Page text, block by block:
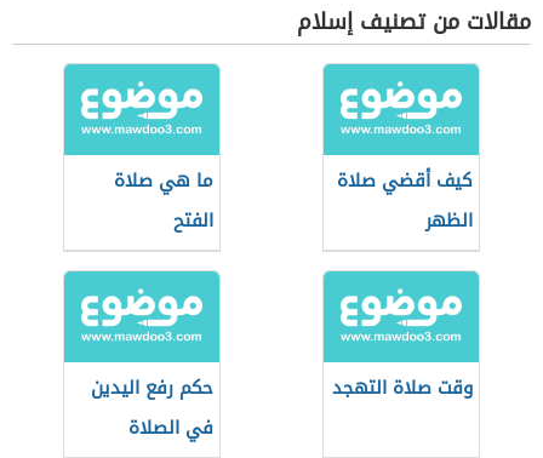
مقالات من تصنيف إسلام
كيف أقضي صلاة
الظهر
ما هي صلاة
الفتح
وقت صلاة التهجد
حكم رفع اليدين
في الصلاة